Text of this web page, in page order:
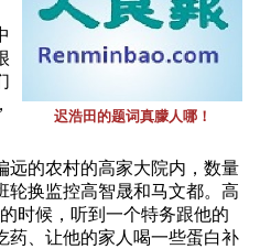
迟浩田的题词真朦人哪！
远的农村的高家大院内，数量
轮换监控高智晟和马文都。高
时候，听到一个特务跟他的
药、让他的家人喝一些蛋白补